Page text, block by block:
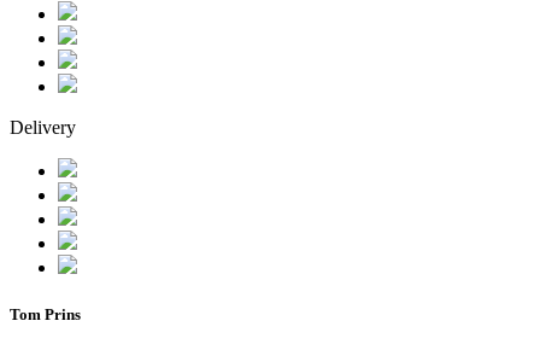
Delivery
Tom Prins